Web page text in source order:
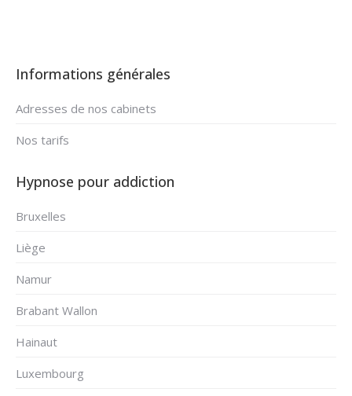
Informations générales
Adresses de nos cabinets
Nos tarifs
Hypnose pour addiction
Bruxelles
Liège
Namur
Brabant Wallon
Hainaut
Luxembourg